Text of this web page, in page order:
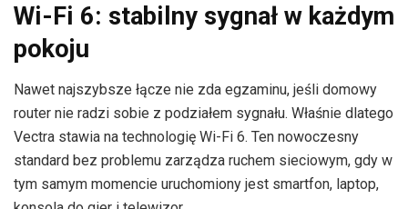
Wi-Fi 6: stabilny sygnał w każdym
pokoju
Nawet najszybsze łącze nie zda egzaminu, jeśli domowy
router nie radzi sobie z podziałem sygnału. Właśnie dlatego
Vectra stawia na technologię Wi-Fi 6. Ten nowoczesny
standard bez problemu zarządza ruchem sieciowym, gdy w
tym samym momencie uruchomiony jest smartfon, laptop,